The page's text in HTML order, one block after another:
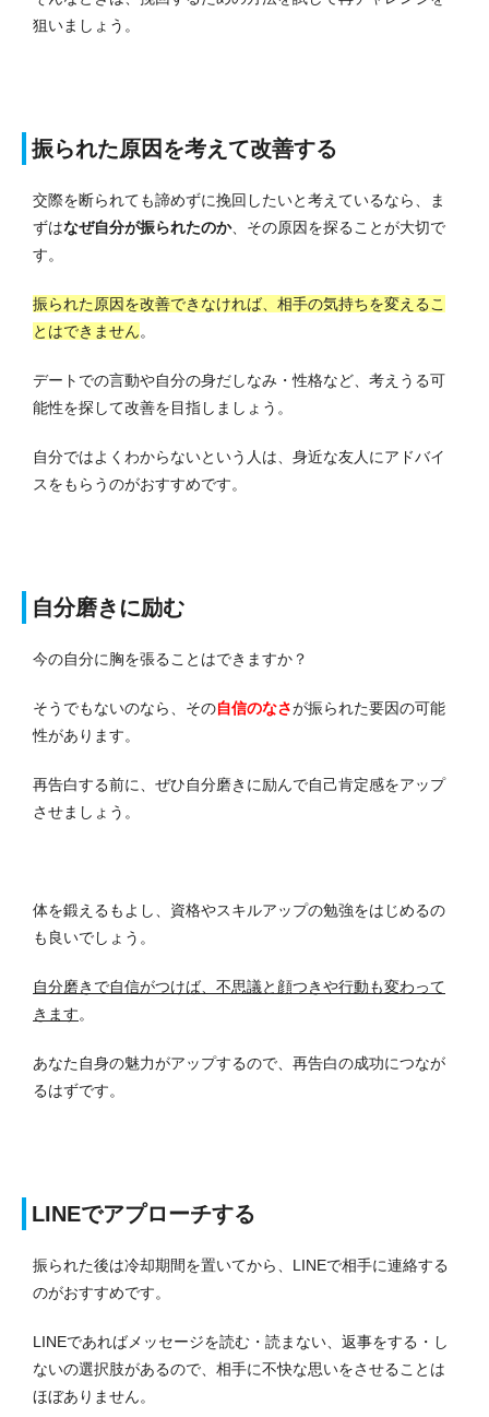
狙いましょう。
振られた原因を考えて改善する
交際を断られても諦めずに挽回したいと考えているなら、ま
ずはなぜ自分が振られたのか、その原因を探ることが大切で
す。
振られた原因を改善できなければ、相手の気持ちを変えるこ
とはできません。
デートでの言動や自分の身だしなみ・性格など、考えうる可
能性を探して改善を目指しましょう。
自分ではよくわからないという人は、身近な友人にアドバイ
スをもらうのがおすすめです。
自分磨きに励む
今の自分に胸を張ることはできますか？
そうでもないのなら、その自信のなさが振られた要因の可能
性があります。
再告白する前に、ぜひ自分磨きに励んで自己肯定感をアップ
させましょう。
体を鍛えるもよし、資格やスキルアップの勉強をはじめるの
も良いでしょう。
自分磨きで自信がつけば、不思議と顔つきや行動も変わって
きます。
あなた自身の魅力がアップするので、再告白の成功につなが
るはずです。
LINEでアプローチする
振られた後は冷却期間を置いてから、LINEで相手に連絡する
のがおすすめです。
LINEであればメッセージを読む・読まない、返事をする・し
ないの選択肢があるので、相手に不快な思いをさせることは
ほぼありません。